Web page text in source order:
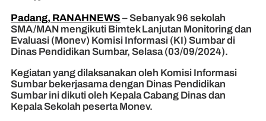
Padang, RANAHNEWS – Sebanyak 96 sekolah
SMA/MAN mengikuti Bimtek Lanjutan Monitoring dan
Evaluasi (Monev) Komisi Informasi (KI) Sumbar di
Dinas Pendidikan Sumbar, Selasa (03/09/2024).
Kegiatan yang dilaksanakan oleh Komisi Informasi
Sumbar bekerjasama dengan Dinas Pendidikan
Sumbar ini dikuti oleh Kepala Cabang Dinas dan
Kepala Sekolah peserta Monev.